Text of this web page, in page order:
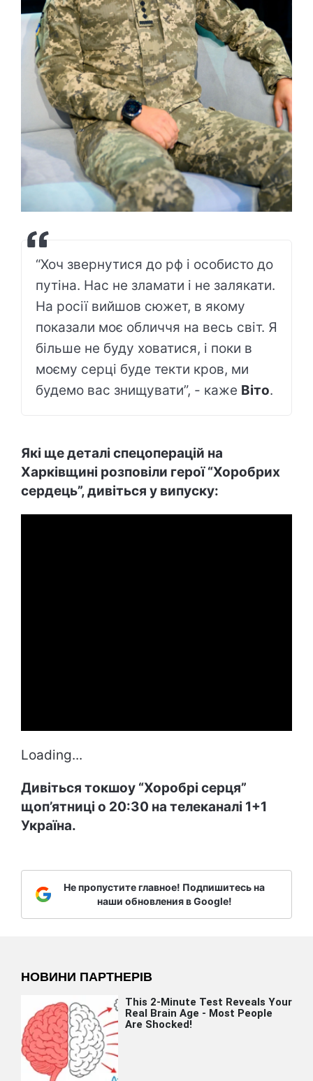
“Хоч звернутися до рф і особисто до
путіна. Нас не зламати і не залякати.
На росії вийшов сюжет, в якому
показали моє обличчя на весь світ. Я
більше не буду ховатися, і поки в
моєму серці буде текти кров, ми
будемо вас знищувати”, - каже Віто.
Які ще деталі спецоперацій на
Харківщині розповіли герої “Хоробрих
сердець”, дивіться у випуску:
Loading...
Дивіться токшоу “Хоробрі серця”
щоп’ятниці о 20:30 на телеканалі 1+1
Україна.
Не пропустите главное! Подпишитесь на
наши обновления в Google!